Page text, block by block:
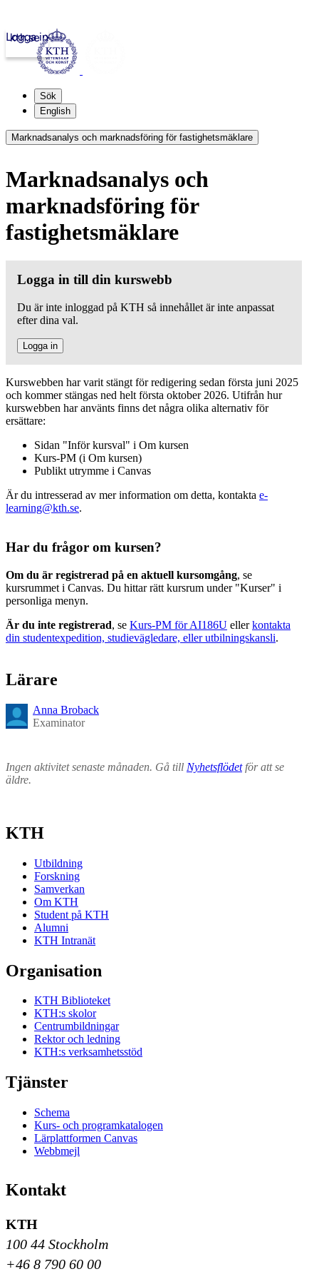
kth.se
Logga in
Sök
English
Marknadsanalys och marknadsföring för fastighetsmäklare
Marknadsanalys och
marknadsföring för
fastighetsmäklare
Logga in till din kurswebb
Du är inte inloggad på KTH så innehållet är inte anpassat
efter dina val.
Logga in
Kurswebben har varit stängt för redigering sedan första juni 2025
och kommer stängas ned helt första oktober 2026. Utifrån hur
kurswebben har använts finns det några olika alternativ för
ersättare:
Sidan "Inför kursval" i Om kursen
Kurs-PM (i Om kursen)
Publikt utrymme i Canvas
Är du intresserad av mer information om detta, kontakta e-
learning@kth.se.
Har du frågor om kursen?
Om du är registrerad på en aktuell kursomgång, se
kursrummet i Canvas. Du hittar rätt kursrum under "Kurser" i
personliga menyn.
Är du inte registrerad, se Kurs-PM för AI186U ellerkontakta
din studentexpedition, studievägledare, eller utbilningskansli.
Lärare
Anna Broback
Examinator
Ingen aktivitet senaste månaden. Gå till Nyhetsflödetför att se
äldre.
KTH
Utbildning
Forskning
Samverkan
Om KTH
Student på KTH
Alumni
KTH Intranät
Organisation
KTH Biblioteket
KTH:s skolor
Centrumbildningar
Rektor och ledning
KTH:s verksamhetsstöd
Tjänster
Schema
Kurs- och programkatalogen
Lärplattformen Canvas
Webbmejl
Kontakt
KTH
100 44 Stockholm
+46 8 790 60 00